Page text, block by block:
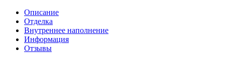
Описание
Отделка
Внутреннее наполнение
Информация
Отзывы